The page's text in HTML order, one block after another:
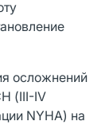
осложнений
(III-IV
NYHA) на